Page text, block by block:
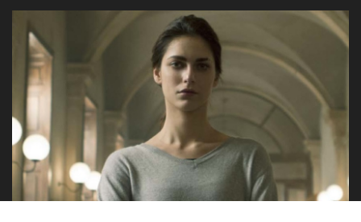
La sede
Partner
Rete regionale
Bilancio sociale
Amministrazione
trasparente
Bandi e gare
Sostenibilità ambientale
SERVIZI
Servizi generali
Guarda che storia!
La Grazia - Immagini e
location della Torino di Paolo
Sorrentino
Open Day
FESTIVAL, MARKETS,
AWARDS
International Film Festival
Rotterdam